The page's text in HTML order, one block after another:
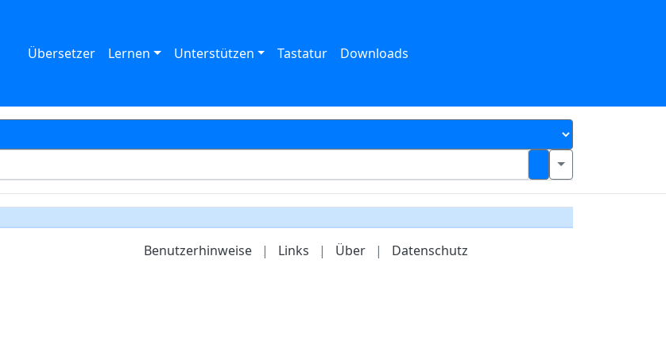
Übersetzer Lernen Unterstützen Tastatur Downloads
Benutzerhinweise | Links | Über | Datenschutz